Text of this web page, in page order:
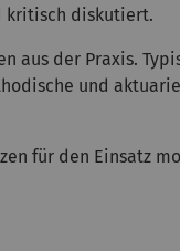
kritisch diskutiert.
aus der Praxis.
und
für den Einsatz